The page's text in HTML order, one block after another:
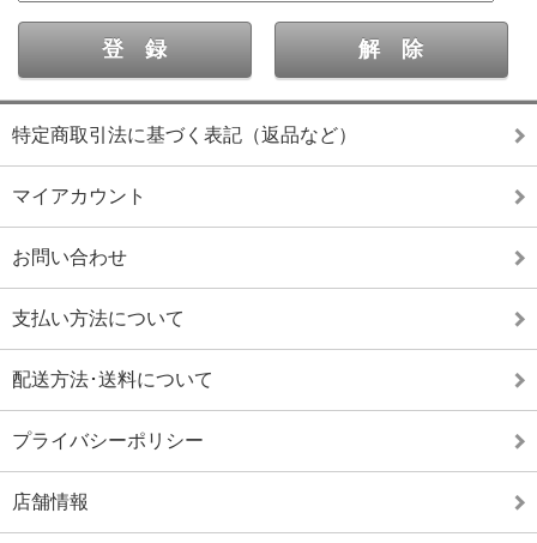
特定商取引法に基づく表記（返品など）
マイアカウント
お問い合わせ
支払い方法について
配送方法･送料について
プライバシーポリシー
店舗情報